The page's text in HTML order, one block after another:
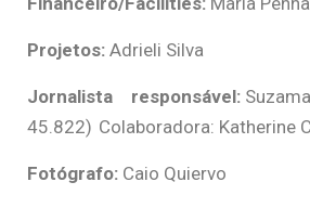
Projetos: Adrieli Silva
Jornalista responsável:
45.822) Colaboradora: Katherine
Fotógrafo: Caio Quiervo